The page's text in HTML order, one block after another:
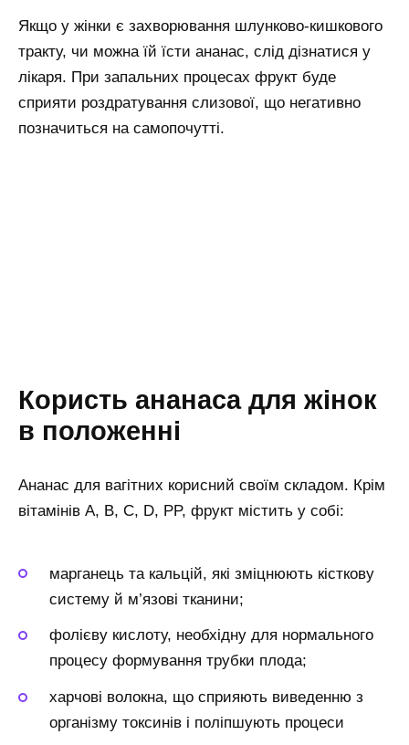
Якщо у жінки є захворювання шлунково-кишкового
тракту, чи можна їй їсти ананас, слід дізнатися у
лікаря. При запальних процесах фрукт буде
сприяти роздратування слизової, що негативно
позначиться на самопочутті.
Користь ананаса для жінок
в положенні
Ананас для вагітних корисний своїм складом. Крім
вітамінів A, B, C, D, PP, фрукт містить у собі:
марганець та кальцій, які зміцнюють кісткову
систему й м’язові тканини;
фолієву кислоту, необхідну для нормального
процесу формування трубки плода;
харчові волокна, що сприяють виведенню з
організму токсинів і поліпшують процеси